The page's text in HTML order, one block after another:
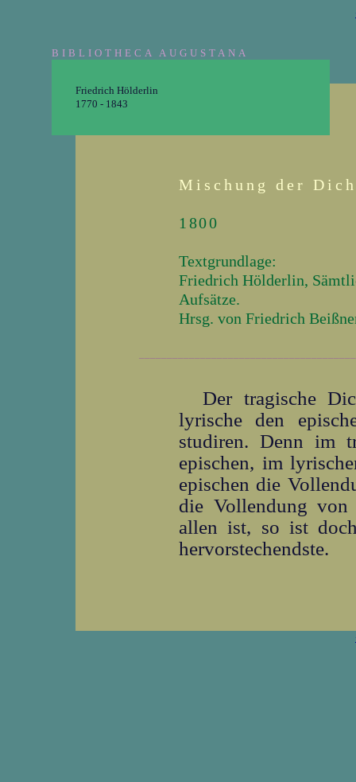
BIBLIOTHECA AUGUSTANA
Friedrich Hölderlin
1770 - 1843
Mischung der
1800
Textgrundlage:
Friedrich Hölderlin,
Aufsätze.
Hrsg. von Friedrich
Der tragische
lyrische den
studiren. Denn im
epischen, im
epischen die
die Vollendung
allen ist, so ist
hervorstechendste.